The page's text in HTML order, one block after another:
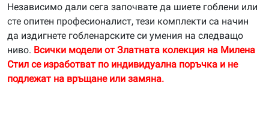
Независимо дали сега започвате да шиете гоблени или
сте опитен професионалист, тези комплекти са начин
да издигнете гобленарските си умения на следващо
ниво. Всички модели от Златната колекция на Милена
Стил се изработват по индивидуална поръчка и не
подлежат на връщане или замяна.